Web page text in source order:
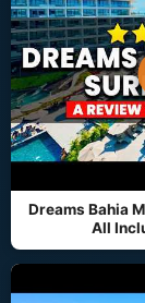
Dreams Bahia
All